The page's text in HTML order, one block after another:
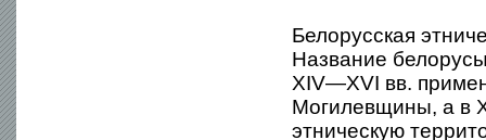
Белорусская
Название
XIV—XVI вв.
Могилевщины, а в
этническую